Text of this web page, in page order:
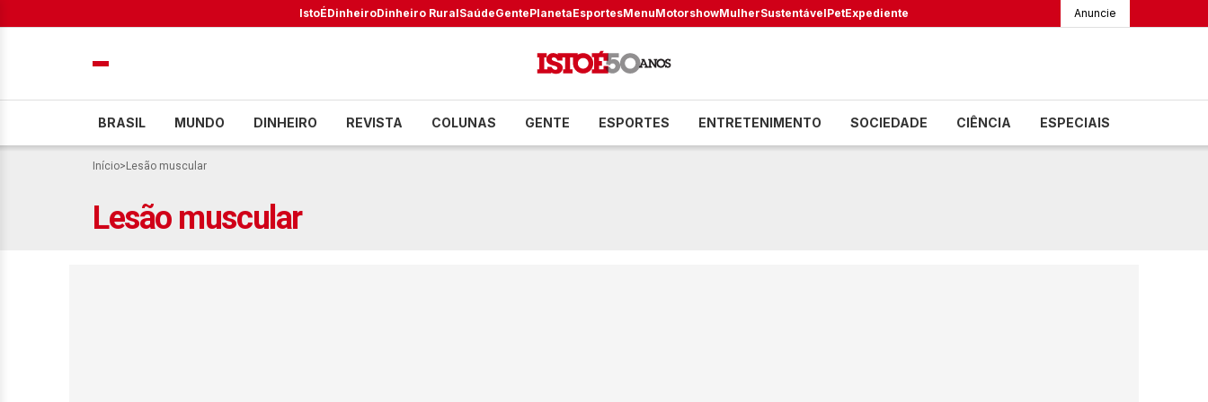
IstoÉDinheiroDinheiro RuralSaúdeGentePlanetaEsportesMenuMotorshowMulherSustentávelPetExpediente Anuncie
BRASIL MUNDO DINHEIRO REVISTA COLUNAS GENTE ESPORTES ENTRETENIMENTO SOCIEDADE CIÊNCIA ESPECIAIS
Início> Lesão muscular
Lesão muscular